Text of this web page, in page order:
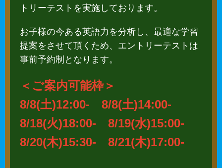
トリーテストを実施しております。
お子様の今ある英語力を分析し、最適な学習
提案をさせて頂くため、エントリーテストは
事前予約制となります。
＜ご案内可能枠＞
8/8(土)12:00- 8/8(土)14:00-
8/18(火)18:00- 8/19(水)15:00-
8/20(木)15:30- 8/21(木)17:00-